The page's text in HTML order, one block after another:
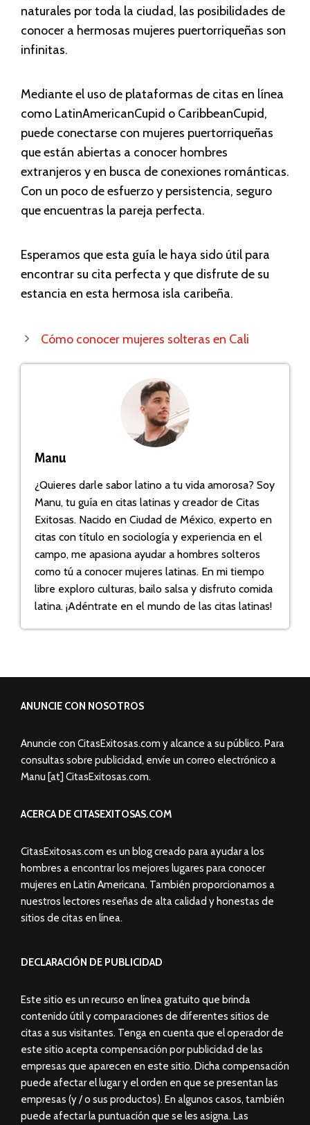
naturales por toda la ciudad, las posibilidades de
conocer a hermosas mujeres puertorriqueñas son
infinitas.
Mediante el uso de plataformas de citas en línea
como LatinAmericanCupid o CaribbeanCupid,
puede conectarse con mujeres puertorriqueñas
que están abiertas a conocer hombres
extranjeros y en busca de conexiones románticas.
Con un poco de esfuerzo y persistencia, seguro
que encuentras la pareja perfecta.
Esperamos que esta guía le haya sido útil para
encontrar su cita perfecta y que disfrute de su
estancia en esta hermosa isla caribeña.
Cómo conocer mujeres solteras en Cali
Manu
¿Quieres darle sabor latino a tu vida amorosa? Soy
Manu, tu guía en citas latinas y creador de Citas
Exitosas. Nacido en Ciudad de México, experto en
citas con título en sociología y experiencia en el
campo, me apasiona ayudar a hombres solteros
como tú a conocer mujeres latinas. En mi tiempo
libre exploro culturas, bailo salsa y disfruto comida
latina. ¡Adéntrate en el mundo de las citas latinas!
ANUNCIE CON NOSOTROS
Anuncie con CitasExitosas.com y alcance a su público. Para
consultas sobre publicidad, envíe un correo electrónico a
Manu [at] CitasExitosas.com.
ACERCA DE CITASEXITOSAS.COM
CitasExitosas.com es un blog creado para ayudar a los
hombres a encontrar los mejores lugares para conocer
mujeres en Latin Americana. También proporcionamos a
nuestros lectores reseñas de alta calidad y honestas de
sitios de citas en línea.
DECLARACIÓN DE PUBLICIDAD
Este sitio es un recurso en línea gratuito que brinda
contenido útil y comparaciones de diferentes sitios de
citas a sus visitantes. Tenga en cuenta que el operador de
este sitio acepta compensación por publicidad de las
empresas que aparecen en este sitio. Dicha compensación
puede afectar el lugar y el orden en que se presentan las
empresas (y / o sus productos). En algunos casos, también
puede afectar la puntuación que se les asigna. Las